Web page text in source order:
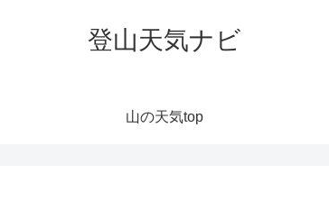
登山天気ナビ
山の天気top